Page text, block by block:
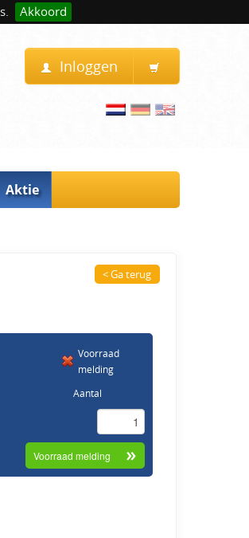
Akkoord
Inloggen
Aktie
< Ga terug
Voorraad
melding
Aantal